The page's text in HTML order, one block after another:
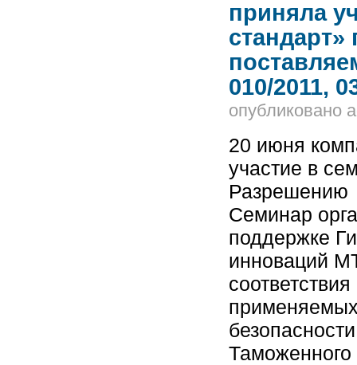
приняла
стандарт»
010/2011,
опубликовано
20 июня
участие в
Разрешению
Семинар
поддержке
инноваций